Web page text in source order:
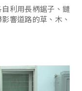
利用長柄鋸子、鏈
響道路的草、木、